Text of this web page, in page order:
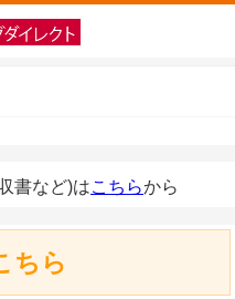
書など)はこちらから
ちら